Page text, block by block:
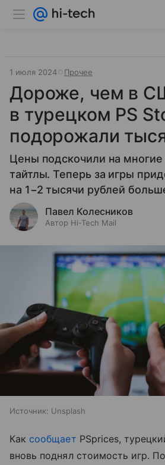
1 июля 2024 Прочее
Дороже, чем в
в турецком PS
подорожали
Цены подскочили на
тайтлы. Теперь за игры
на 1−2 тысячи рублей
Павел Колесников
Автор Hi-Tech Mail
Источник: Unsplash
Как сообщает PSprices,
вновь поднял стоимость игр.